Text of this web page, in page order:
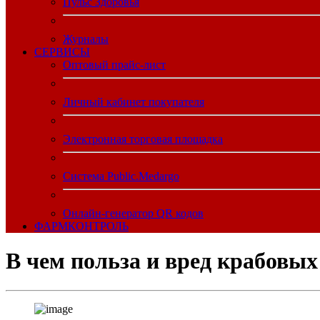
Журналы
CЕРВИСЫ
Оптовый прайс-лист
Личный кабинет покупателя
Электронная торговая площадка
Система Public.Medargo
Онлайн-генератор QR кодов
ФАРМКОНТРОЛЬ
В чем польза и вред